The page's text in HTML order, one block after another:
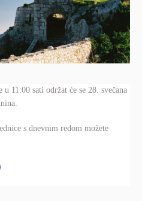
11:00 sati održat će se 28. svečana
s dnevnim redom možete